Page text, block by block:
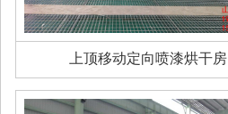
上顶移动定向喷漆烘干房